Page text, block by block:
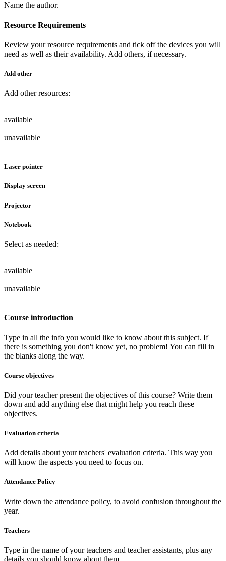
Name the author.
Resource Requirements
Review your resource requirements and tick off the devices you will
need as well as their availability. Add others, if necessary.
Add other
Add other resources:
available
unavailable
Laser pointer
Display screen
Projector
Notebook
Select as needed:
available
unavailable
Course introduction
Type in all the info you would like to know about this subject. If
there is something you don't know yet, no problem! You can fill in
the blanks along the way.
Course objectives
Did your teacher present the objectives of this course? Write them
down and add anything else that might help you reach these
objectives.
Evaluation criteria
Add details about your teachers' evaluation criteria. This way you
will know the aspects you need to focus on.
Attendance Policy
Write down the attendance policy, to avoid confusion throughout the
year.
Teachers
Type in the name of your teachers and teacher assistants, plus any
details you should know about them.